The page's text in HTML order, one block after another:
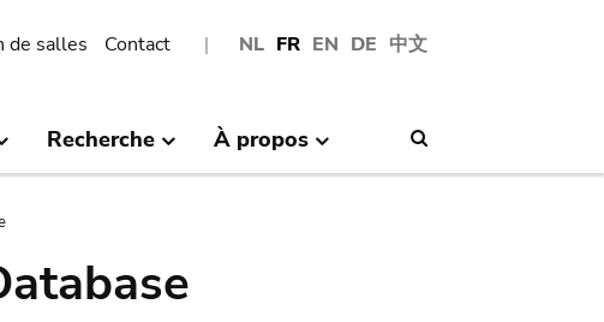
NL FR EN DE 中文
de salles Contact
Recherche À propos